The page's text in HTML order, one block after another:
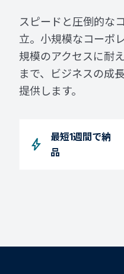
スピードと圧倒的な
立。小規模なコーポ
規模のアクセスに耐
まで、ビジネスの成
提供します。
bolt
最短1週間で納
品